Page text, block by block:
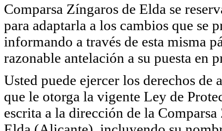
Comparsa Zíngaros de Elda se
para adaptarla a los cambios que se
informando a través de esta misma
razonable antelación a su puesta en
Usted puede ejercer los derechos
que le otorga la vigente Ley de
escrita a la dirección de la